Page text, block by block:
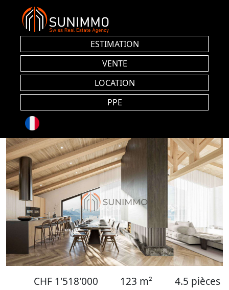
ESTIMATION
VENTE
LOCATION
PPE
CHF 1'518'000 123 m² 4.5 pièces